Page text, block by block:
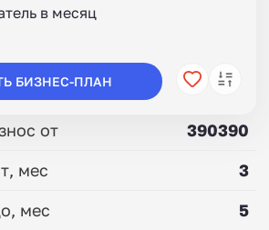
в месяц
БИЗНЕС-ПЛАН
от
390390
мес
3
мес
5